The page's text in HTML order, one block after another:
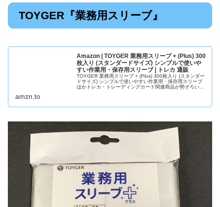
TOYGER『業務用スリーブ』
Amazon | TOYGER 業務用スリーブ + (Plus) 300
枚入り (スタンダードサイズ) シンプルで使いや
すい作業用・保存用スリーブ | トレカ 通販
TOYGER 業務用スリーブ + (Plus) 300枚入り (スタンダー
ドサイズ) シンプルで使いやすい作業用・保存用スリーブ
ほかトレカ・トレーディングカード関連商品が勢ぞろい。
amzn.to